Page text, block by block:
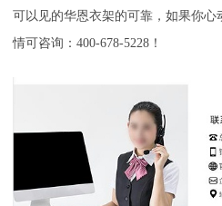
可以见的华恩衣架的可靠，如果你
情可咨询：400-678-5228！